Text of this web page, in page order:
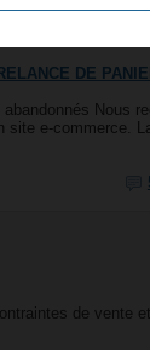
DE
Nous
site e-commerce.
de vente